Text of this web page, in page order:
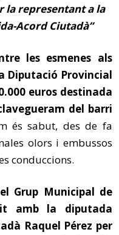
la representant a la
Acord Ciutadà”
les esmenes als
Diputació Provincial
euros destinada
del barri
és sabut, des de fa
olors i embussos
conduccions.
Grup Municipal de
amb la diputada
Raquel Pérez per